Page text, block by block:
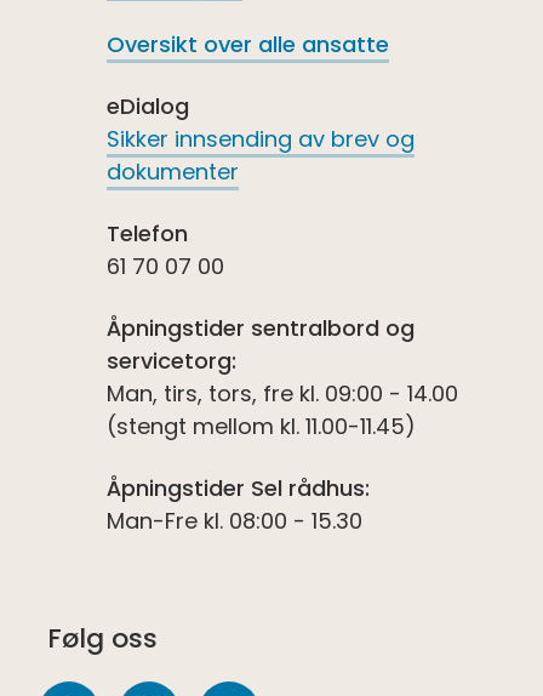
Oversikt over alle ansatte
eDialog
Sikker innsending av brev og
dokumenter
Telefon
61 70 07 00
Åpningstider sentralbord og
servicetorg:
Man, tirs, tors, fre kl. 09:00 - 14.00
(stengt mellom kl. 11.00-11.45)
Åpningstider Sel rådhus:
Man-Fre kl. 08:00 - 15.30
Følg oss